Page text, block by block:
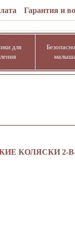
Гарантия и
для
КОЛЯСКИ 2-В-